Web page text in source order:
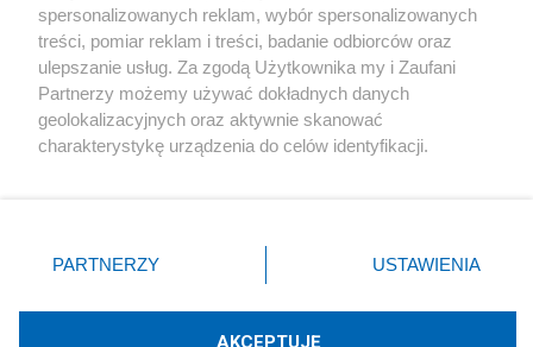
X Facebook Instagram Youtube
spersonalizowanych reklam, wybór spersonalizowanych
treści, pomiar reklam i treści, badanie odbiorców oraz
ulepszanie usług. Za zgodą Użytkownika my i Zaufani
Partnerzy możemy używać dokładnych danych
geolokalizacyjnych oraz aktywnie skanować
charakterystykę urządzenia do celów identyfikacji.
zmienić/wycofać klikając przycisk ustawień prywatności
znajdujący się w lewym dolnym rogu strony
rodzaje przetwarzania danych nie wymagają zgody
użytkownika, ale masz prawo sprzeciwić się takiemu
PARTNERZY USTAWIENIA
AKCEPTUJĘ